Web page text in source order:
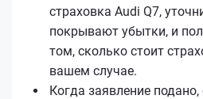
страховка Audi Q7,
покрывают убытки, и
том, сколько стоит
вашем случае.
Когда заявление